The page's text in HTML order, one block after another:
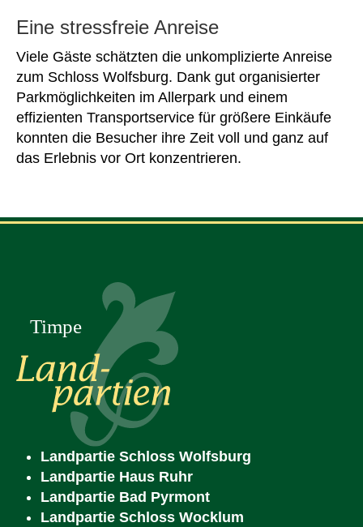
Eine stressfreie Anreise
Viele Gäste schätzten die unkomplizierte Anreise
zum Schloss Wolfsburg. Dank gut organisierter
Parkmöglichkeiten im Allerpark und einem
effizienten Transportservice für größere Einkäufe
konnten die Besucher ihre Zeit voll und ganz auf
das Erlebnis vor Ort konzentrieren.
Landpartie Schloss Wolfsburg
Landpartie Haus Ruhr
Landpartie Bad Pyrmont
Landpartie Schloss Wocklum